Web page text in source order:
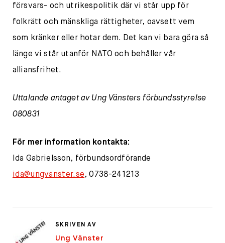
försvars- och utrikespolitik där vi står upp för
folkrätt och mänskliga rättigheter, oavsett vem
som kränker eller hotar dem. Det kan vi bara göra så
länge vi står utanför NATO och behåller vår
alliansfrihet.
Uttalande antaget av Ung Vänsters förbundsstyrelse
080831
För mer information kontakta:
Ida Gabrielsson, förbundsordförande
ida@ungvanster.se, 0738-241213
SKRIVEN AV
Ung Vänster